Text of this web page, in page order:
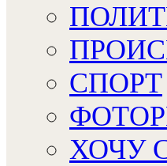
СПОРТ
ХОЧУ